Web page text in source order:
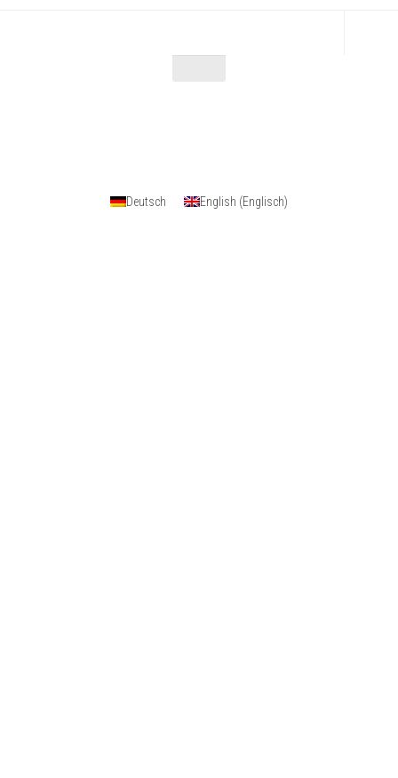
Deutsch English (Englisch)